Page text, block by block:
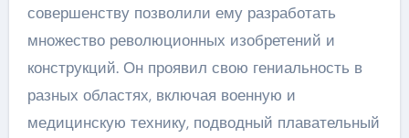
совершенству позволили ему разработать
множество революционных изобретений и
конструкций. Он проявил свою гениальность в
разных областях, включая военную и
медицинскую технику, подводный плавательный